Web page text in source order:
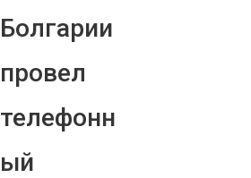
Болгарии
провел
телефонн
ый